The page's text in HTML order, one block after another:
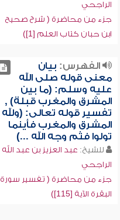
الراجحي
جزء من محاضرة ( شرح صحيح
ابن حبان كتاب العلم [1])
الفهرس: بيان
معنى قوله صلى الله
عليه وسلم: (ما بين
المشرق والمغرب قبلة) ,
تفسير قوله تعالى: (ولله
المشرق والمغرب فأينما
تولوا فثم وجه الله ...)
للشيخ: عبد العزيز بن عبد الله
الراجحي
جزء من محاضرة ( تفسير سورة
البقرة الآية [115])